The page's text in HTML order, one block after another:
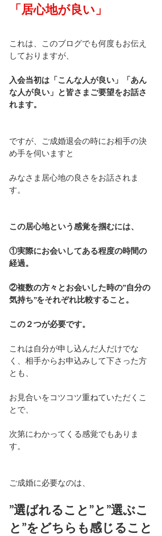
「居心地が良い」
これは、このブログでも何度もお伝え
しておりますが、
入会当初は「こんな人が良い」「あん
な人が良い」と皆さまご要望をお話さ
れます。
ですが、ご成婚退会の時にお相手の決
め手を伺いますと
みなさま居心地の良さをお話されま
す。
この居心地という感覚を掴むには、
①実際にお会いしてある程度の時間の
経過。
②複数の方々とお会いした時の”自分の
気持ち”をそれぞれ比較すること。
この２つが必要です。
これは自分が申し込んだ人だけでな
く、相手からお申込みして下さった方
とも、
お見合いをコツコツ重ねていただくこ
とで、
次第にわかってくる感覚でもありま
す。
ご成婚に必要なのは、
”選ばれること”と”選ぶこ
と”をどちらも感じること